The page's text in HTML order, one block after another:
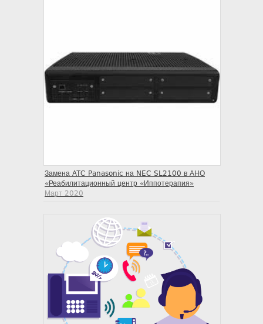
Замена АТС Panasonic на NEC SL2100 в АНО
«Реабилитационный центр «Иппотерапия»
Март 2020